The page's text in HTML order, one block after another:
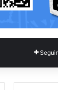
Seguir